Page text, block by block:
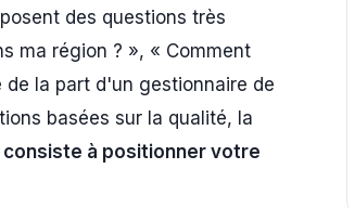
des questions très
ma région ? », « Comment
la part d'un gestionnaire de
basées sur la qualité, la
consiste à positionner votre